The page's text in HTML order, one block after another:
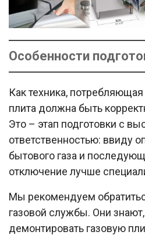
Особенности
Как техника,
плита должна быть
Это – этап подготовки с
ответственностью: ввиду
бытового газа и
отключение лучше
Мы рекомендуем
газовой службы. Они
демонтировать газовую